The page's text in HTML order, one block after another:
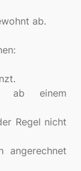
ab.
ab einem
Regel nicht
angerechnet